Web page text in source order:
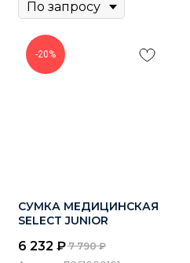
-20%
СУМКА МЕДИЦИНСКАЯ
SELECT JUNIOR
6 232 ₽ 7 790 ₽